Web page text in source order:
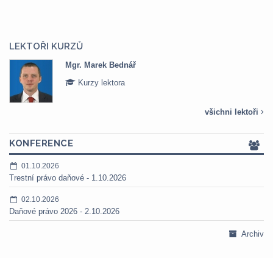
LEKTOŘI KURZŮ
Mgr. Marek Bednář
Kurzy lektora
všichni lektoři
KONFERENCE
01.10.2026
Trestní právo daňové - 1.10.2026
02.10.2026
Daňové právo 2026 - 2.10.2026
Archiv